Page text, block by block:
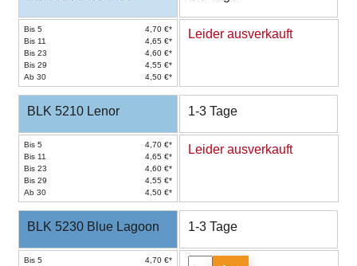
Bis 5
4,70 €*
Bis 11
4,65 €*
Bis 23
4,60 €*
Bis 29
4,55 €*
Ab 30
4,50 €*
Leider ausverkauft
BLK 5210 Lenor 1-3 Tage
Bis 5
4,70 €*
Bis 11
4,65 €*
Bis 23
4,60 €*
Bis 29
4,55 €*
Ab 30
4,50 €*
Leider ausverkauft
BLK 5230 Blue Lagoon 1-3 Tage
Bis 5
4,70 €*